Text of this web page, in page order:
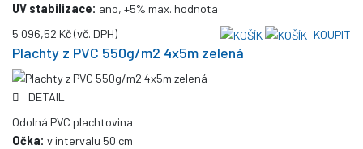
UV stabilizace: ano, +5% max. hodnota
5 096,52 Kč(vč. DPH) KOUPIT
Plachty z PVC 550g/m2 4x5m zelená
DETAIL
Odolná PVC plachtovina
Očka: v intervalu 50 cm